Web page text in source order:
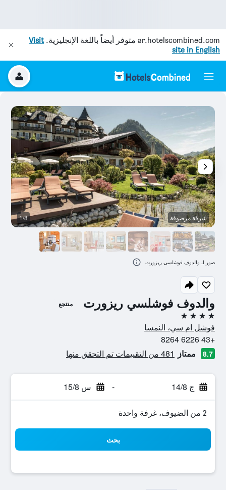
ar.hotelscombined.com متوفر أيضاً باللغة الإنجليزية.Visit
site in English
والدوف فوشلسي ريزورت منتجع
4 نجوم
فوشل ام سي، النمسا
+43 6226 8264
8.7 ممتاز 481 من التقييمات تم التحقق منها
ج 14/8 - س 15/8
2 من الضيوف، غرفة واحدة
بحث
شرفة مرصوفة 1/8
صور لـ والدوف فوشلسي ريزورت